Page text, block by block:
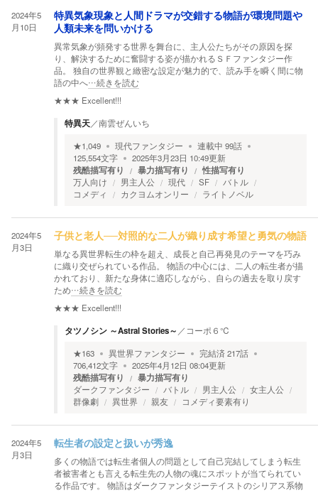
2024年5
月10日
特異気象現象と人間ドラマが交錯する物語が環境問題や
人類未来を問いかける
異常気象が頻発する世界を舞台に、主人公たちがその原因を探
り、解決するために奮闘する姿が描かれるＳＦファンタジー作
品。 独自の世界観と緻密な設定が魅力的で、読み手を瞬く間に物
語の中へ…続きを読む
★★★ Excellent!!!
特異天／南雲ぜんいち
★1,049 現代ファンタジー 連載中 99話
125,554文字 2025年3月23日 10:49更新
残酷描写有り 暴力描写有り 性描写有り
万人向け 男主人公 現代 SF
バトル
コメディ
カクヨムオンリー ライトノベル
2024年5
月3日
子供と老人──対照的な二人が織り成す希望と勇気の物語
単なる異世界転生の枠を超え、成長と自己再発見のテーマを巧み
に織り交ぜられている作品。 物語の中心には、二人の転生者が描
かれており、新たな身体に適応しながら、自らの過去を取り戻す
ため…続きを読む
★★★ Excellent!!!
タツノシン ～Astral Stories～ ／ コーポ６℃
★163 異世界ファンタジー 完結済217話
706,412文字 2025年4月12日 08:04更新
残酷描写有り 暴力描写有り
ダークファンタジー バトル 男主人公
女主人公
群像劇
異世界 親友 コメディ要素有り
2024年5
月3日
転生者の設定と扱いが秀逸
多くの物語では転生者個人の問題として自己完結してしまう転生
者被害者とも言える転生先の人物の魂にスポットが当てられてい
る作品です。 物語はダークファンタジーテイストのシリアス系物